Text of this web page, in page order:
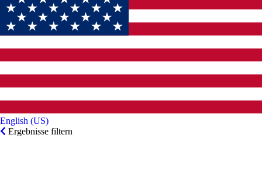
English (US)‎
Ergebnisse filtern